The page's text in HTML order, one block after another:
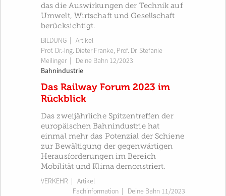
das die Auswirkungen der Technik auf
Umwelt, Wirtschaft und Gesellschaft
berücksichtigt.
BILDUNG | Artikel
Prof. Dr.-Ing. Dieter Franke, Prof. Dr. Stefanie
Meilinger| Deine Bahn 12/2023
Bahnindustrie
Das Railway Forum 2023 im
Rückblick
Das zweijährliche Spitzentreffen der
europäischen Bahn­industrie hat
einmal mehr das Potenzial der Schiene
zur Bewältigung der gegenwärtigen
Herausforderungen im Bereich
Mobilität und Klima demonstriert.
VERKEHR | Artikel
Fachinformation
Deine Bahn 11/2023